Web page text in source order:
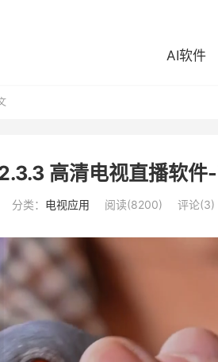
AI软件
高清电视直播软件
分类： 电视应用 阅读(8200) 评论(3)